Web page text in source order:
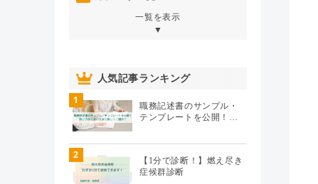
一覧を表示
▼
人材育成・開発・研修 （106）
エンゲージメント（104）
人気記事ランキング
1
職務記述書のサンプル・
テンプレートを公開！…
2
【1分で診断！】燃え尽き
症候群診断